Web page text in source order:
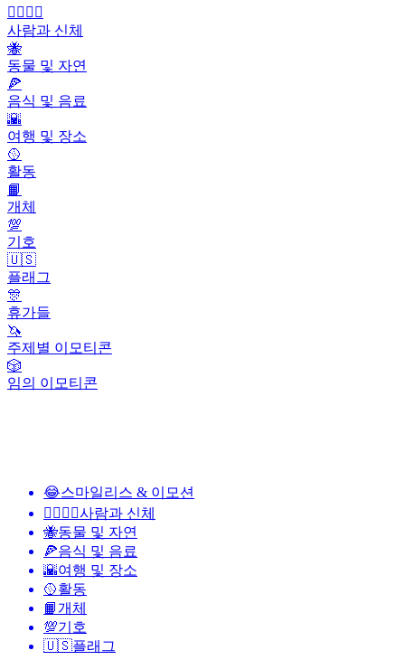
👩‍❤️‍💋‍👨
사람과 신체
🐝
동물 및 자연
🍕
음식 및 음료
🌇
여행 및 장소
🥎
활동
📙
개체
💯
기호
🇺🇸
플래그
🎊
휴가들
🦄
주제별 이모티콘
🎲
임의 이모티콘
😂스마일리스 & 이모션
👩‍❤️‍💋‍👨사람과 신체
🐝동물 및 자연
🍕음식 및 음료
🌇여행 및 장소
🥎활동
📙개체
💯기호
🇺🇸플래그